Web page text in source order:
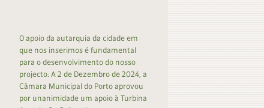
O apoio da autarquia da cidade em
que nos inserimos é fundamental
para o desenvolvimento do nosso
projecto: A 2 de Dezembro de 2024, a
Câmara Municipal do Porto aprovou
por unanimidade um apoio à Turbina